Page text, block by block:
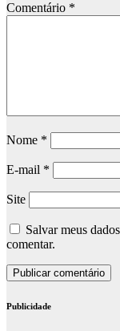
Comentário *
Nome *
E-mail *
Site
Salvar meus
comentar.
Publicidade